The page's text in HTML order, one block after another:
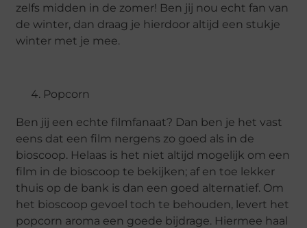
zelfs midden in de zomer! Ben jij nou echt fan van
de winter, dan draag je hierdoor altijd een stukje
winter met je mee.
Popcorn
Ben jij een echte filmfanaat? Dan ben je het vast
eens dat een film nergens zo goed als in de
bioscoop. Helaas is het niet altijd mogelijk om een
film in de bioscoop te bekijken; af en toe lekker
thuis op de bank is dan een goed alternatief. Om
het bioscoop gevoel toch te behouden, levert het
popcorn aroma een goede bijdrage. Hiermee haal